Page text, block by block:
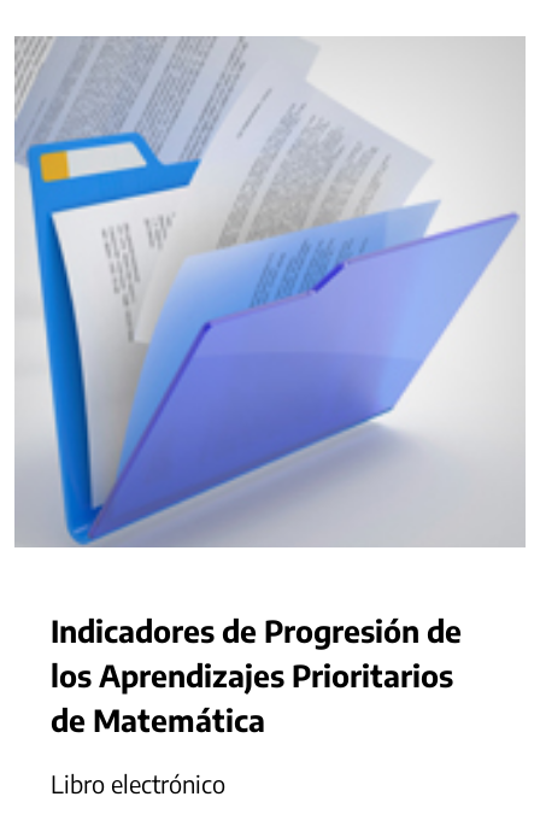
Indicadores de Progresión de
los Aprendizajes Prioritarios
de Matemática
Libro electrónico